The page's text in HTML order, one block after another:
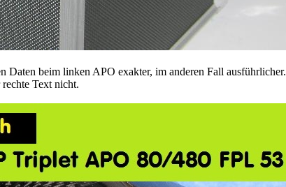
beim linken APO exakter, im anderen Fall ausführlicher.
Text nicht.